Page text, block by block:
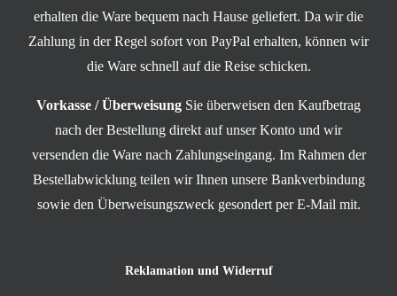
erhalten die Ware bequem nach Hause geliefert. Da wir die
Zahlung in der Regel sofort von PayPal erhalten, können wir
die Ware schnell auf die Reise schicken.
Vorkasse / Überweisung Sie überweisen den Kaufbetrag
nach der Bestellung direkt auf unser Konto und wir
versenden die Ware nach Zahlungseingang. Im Rahmen der
Bestellabwicklung teilen wir Ihnen unsere Bankverbindung
sowie den Überweisungszweck gesondert per E-Mail mit.
Reklamation und Widerruf